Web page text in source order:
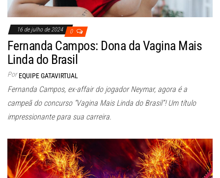
16 de julho de 2024 0
Fernanda Campos: Dona da Vagina Mais
Linda do Brasil
Por EQUIPE GATAVIRTUAL
Fernanda Campos, ex-affair do jogador Neymar, agora é a
campeã do concurso “Vagina Mais Linda do Brasil”! Um título
impressionante para sua carreira.